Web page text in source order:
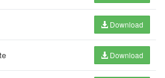
Download
Download